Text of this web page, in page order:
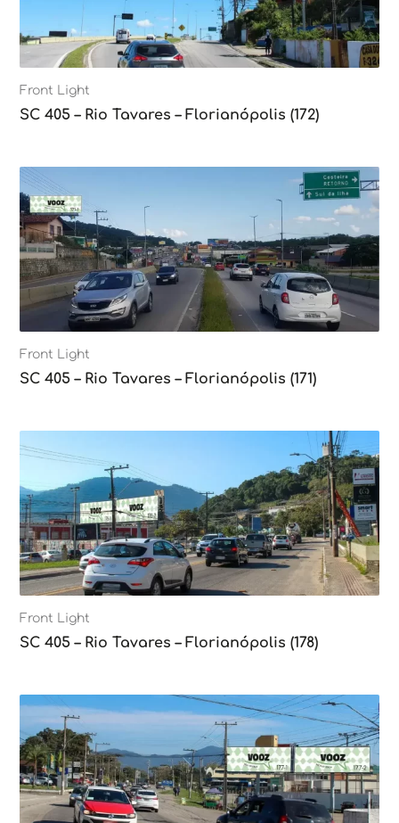
Front Light
SC 405 – Rio Tavares – Florianópolis (172)
Front Light
SC 405 – Rio Tavares – Florianópolis (171)
Front Light
SC 405 – Rio Tavares – Florianópolis (178)